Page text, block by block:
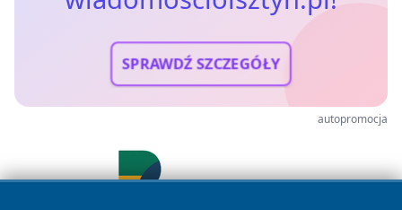
SPRAWDŹ SZCZEGÓŁY
autopromocja